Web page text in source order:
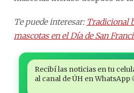
Te puede interesar: Tradicional
mascotas en el Día de San
Recibí las noticias en tu
al canal de ÚH en WhatsApp